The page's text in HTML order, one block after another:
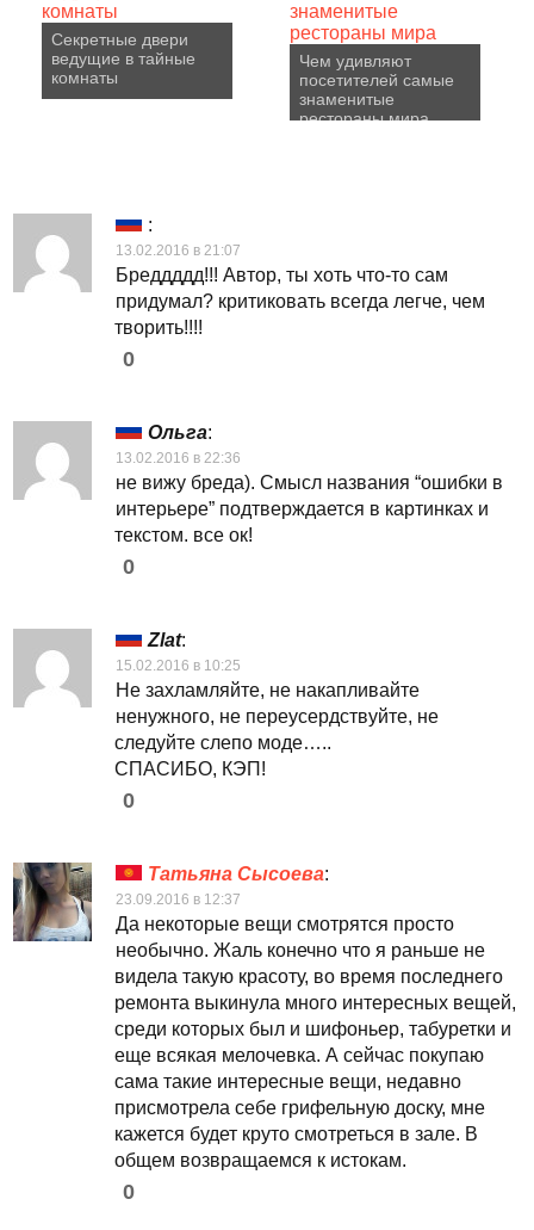
Секретные двери
ведущие в тайные
комнаты
Чем удивляют
посетителей самые
знаменитые
рестораны мира
:
13.02.2016 в 21:07
Бреддддд!!! Автор, ты хоть что-то сам
придумал? критиковать всегда легче, чем
творить!!!!
0
Ольга:
13.02.2016 в 22:36
не вижу бреда). Смысл названия “ошибки в
интерьере” подтверждается в картинках и
текстом. все ок!
0
Zlat:
15.02.2016 в 10:25
Не захламляйте, не накапливайте
ненужного, не переусердствуйте, не
следуйте слепо моде…..
СПАСИБО, КЭП!
0
Татьяна Сысоева:
23.09.2016 в 12:37
Да некоторые вещи смотрятся просто
необычно. Жаль конечно что я раньше не
видела такую красоту, во время последнего
ремонта выкинула много интересных вещей,
среди которых был и шифоньер, табуретки и
еще всякая мелочевка. А сейчас покупаю
сама такие интересные вещи, недавно
присмотрела себе грифельную доску, мне
кажется будет круто смотреться в зале. В
общем возвращаемся к истокам.
0